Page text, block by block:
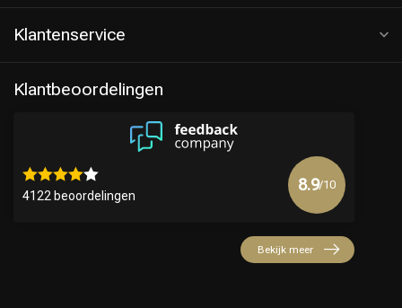
Klantenservice
Klantbeoordelingen
4122 beoordelingen
8.9/10
Bekijk meer